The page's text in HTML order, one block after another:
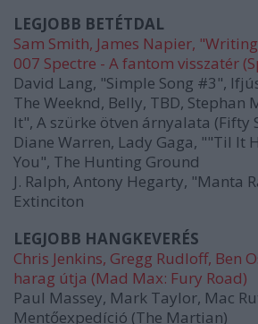
LEGJOBB BETÉTDAL
Sam Smith, James Napier,
007 Spectre - A fantom visszatér
David Lang, "Simple Song #3",
The Weeknd, Belly, TBD, Stephan
It", A szürke ötven árnyalata (Fifty
Diane Warren, Lady Gaga, ""Til It
You", The Hunting Ground
J. Ralph, Antony Hegarty, "Manta
Extinciton
LEGJOBB HANGKEVERÉS
Chris Jenkins, Gregg Rudloff, Ben
harag útja (Mad Max: Fury Road)
Paul Massey, Mark Taylor, Mac
Mentőexpedíció (The Martian)